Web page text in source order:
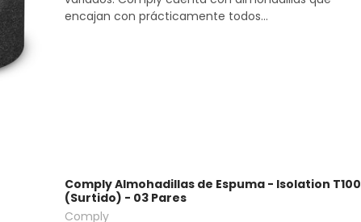
encajan con prácticamente todos...
Comply Almohadillas de Espuma - Isolation T100
(Surtido) - 03 Pares
Comply